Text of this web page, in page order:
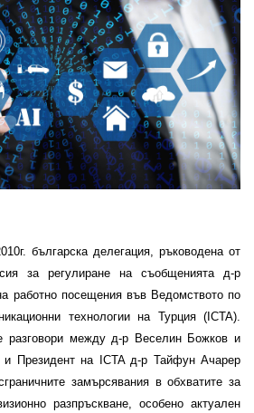
българска делегация, ръководена от
за регулиране на съобщенията д-р
работно посещения във Ведомството по
технологии на Турция ( ICTA).
разговори между д-р Веселин Божков и
и Президент на
ICTA д-р Тайфун Ачарер
замърсявания в обхватите за
разпръскване, особено актуален